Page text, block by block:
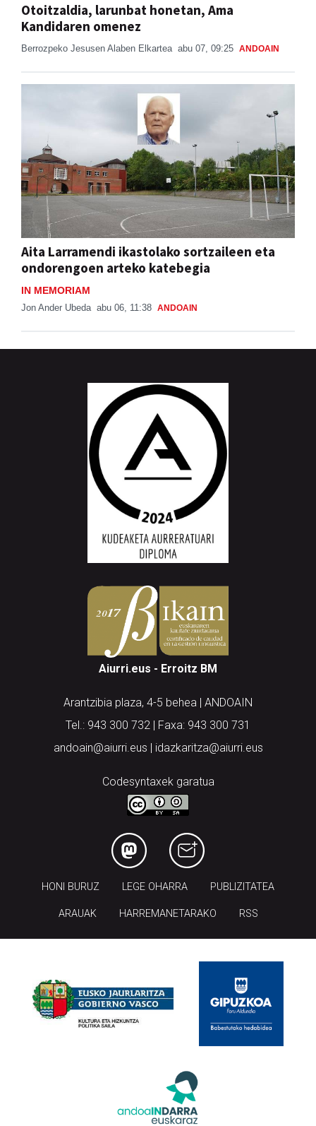
Otoitzaldia, larunbat honetan, Ama
Kandidaren omenez
Berrozpeko Jesusen Alaben Elkartea abu 07, 09:25 ANDOAIN
Aita Larramendi ikastolako sortzaileen eta
ondorengoen arteko katebegia
IN MEMORIAM
Jon Ander Ubeda abu 06, 11:38 ANDOAIN
Aiurri.eus - Erroitz BM
Arantzibia plaza, 4-5 behea | ANDOAIN
Tel.: 943 300 732 | Faxa: 943 300 731
andoain@aiurri.eus | idazkaritza@aiurri.eus
Codesyntaxek garatua
HONI BURUZ LEGE OHARRA PUBLIZITATEA
ARAUAK HARREMANETARAKO RSS